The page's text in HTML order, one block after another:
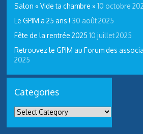
Salon « Vide ta chambre » 10 octobre
Le GPIM a 25 ans ! 30 août 2025
Fête de la rentrée 2025 10 juillet 2025
Retrouvez le GPIM au Forum des
2025
Categories